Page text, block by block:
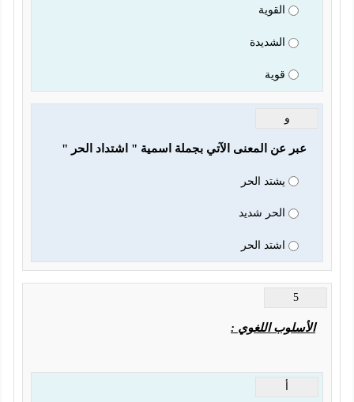
القوية
الشديدة
قوية
و
عبر عن المعنى الآتي بجملة اسمية " اشتداد الحر "
يشتد الحر
الحر شديد
اشتد الحر
5
الأسلوب اللغوي :